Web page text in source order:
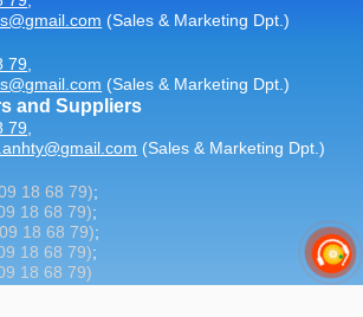
(Sales & Marketing Dpt.)
79
(Sales & Marketing Dpt.)
and Suppliers
79
(Sales & Marketing Dpt.)
18 68 79);
18 68 79);
18 68 79);
18 68 79);
18 68 79)